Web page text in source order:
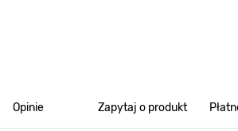
Opinie Zapytaj o produkt